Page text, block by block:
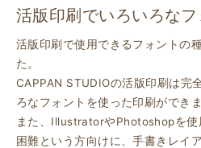
活版印刷でいろいろな
活版印刷で使用できるフォントの
た。
CAPPAN STUDIOの活版印刷は完
ろなフォントを使った印刷ができま
また、IllustratorやPhotoshopを使
困難という方向けに、手書きレイ